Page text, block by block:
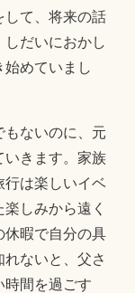
して、将来の話
だいにおかし
始めていまし
もないのに、元
いきます。家族
行は楽しいイベ
しみから遠く
休暇で自分の具
ないと、父さ
時間を過ごす